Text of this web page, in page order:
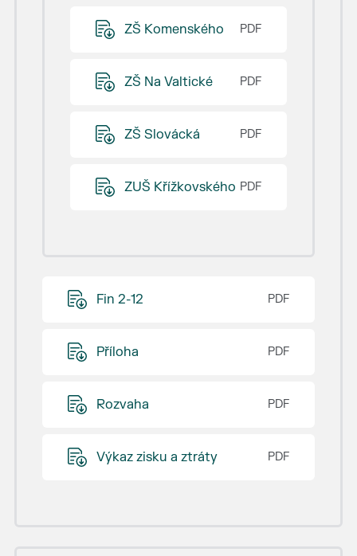
ZŠ Komenského
ZŠ Na Valtické
ZŠ Slovácká
ZUŠ Křížkovského
Fin 2-12
Příloha
Rozvaha
Výkaz zisku a ztráty